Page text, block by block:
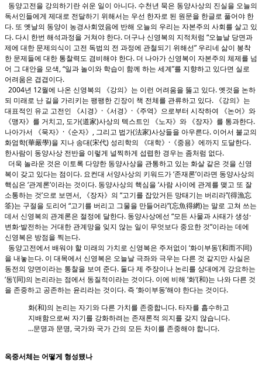
동양고전을 강의하기란 쉬운 일이 아니다. 수천년 묵은 동양사상의 진실을 오늘의
독서인들에게 제대로 전달하기 위해서는 우선 한자로 된 원문을 한글로 풀어야 한
다. 또 옛날의 동양이 농경사회였음에 반해 오늘의 우리는 자본주의 사회를 살고 있
다. 다시 한번 해석과정을 거쳐야 한다. 더구나 신영복의 지적처럼 “오늘날 당면과
제에 대한 문제의식이 고전 독법의 전 과정에 관철되기 위해선” 우리네 삶이 봉착
한 문제들에 대한 통찰력도 겸비해야 한다. 더 나아가 신영복이 자본주의 체제를 넘
어 그 대안을 모색, “일과 놀이와 학습이 함께 하는 세계”를 지향하고 있다면 실로
어려움은 겹겹이다.
2004년 12월에 나온 신영복의 《강의》는 이런 어려움을 뚫고 있다. 옛것을 논하
되 미래로 난 길을 가리키는 팽팽한 긴장이 책 전체를 관류하고 있다. 《강의》는
대표적인 유교 고전인 《시경》·《서경》·《주역》으로부터 시작하여 《논어》와
《맹자》를 거치고, 도가(道家)사상의 텍스트인 《노자》와 《장자》를 통과한다.
나아가서 《묵자》·《순자》, 그리고 법가(法家)사상들을 아우른다. 이어서 불교의
화엄학(華嚴學)을 지나 송대(宋代) 성리학의 《대학》·《중용》에까지 도달한다.
한사람이 동양사상 전반을 이렇게 널찍하게 섭렵한 경우는 좀처럼 없다.
더욱 놀라운 것은 이토록 다양한 동양사상을 관통하고 있는 화살 같은 것을 신영
복이 갖고 있다는 점이다. 요컨대 서양사상의 키워드가 ‘존재론’이라면 동양사상의
핵심은 ‘관계론’이라는 것이다. 동양사상의 핵심을 ‘사람 사이에 관계를 맺고 또 잘
소통하는 것’으로 보면서, 《장자》의 “고기를 잡았거든 망태기는 버리라”(得漁忘
筌)는 구절을 도리어 “고기를 버리고 그물을 만들어라”(忘魚得網)는 말로 고쳐 쓰는
데서 신영복의 관계론은 절정에 달한다. 동양사상에선 “모든 사물과 사태가 생성·
변화·발전하는 거대한 관계망을 잊지 않는 일이 무엇보다 중요한 것”이라는 데에
신영복은 방점을 찍는다.
동양고전에서 배워야 할 미래의 가치로 신영복은 주저없이 ‘화이부동’(和而不同)
을 내놓는다. 이 대목에서 신영복은 오늘날 극좌와 극우는 다른 것 같지만 사실은
동전의 양면이라는 통찰을 보여 준다. 둘다 제 주장이나 논리를 상대에게 강요하는
‘동’(同)의 논리라는 점에서 동질적이라는 것이다. 이에 비해 ‘화’(和)는 나와 다른 것
을 존중하고 공존하는 윤리라는 것이다. 즉 ‘화이부동’해야 한다는 것이다.
화(和)의 논리는 자기와 다른 가치를 존중합니다. 타자를 흡수하고
지배함으로써 자기를 강화하려는 존재론적 의지를 갖지 않습니다.
…문명과 문명, 국가와 국가 간의 모든 차이를 존중해야 합니다.
옥중서체는 어떻게 형성됐나